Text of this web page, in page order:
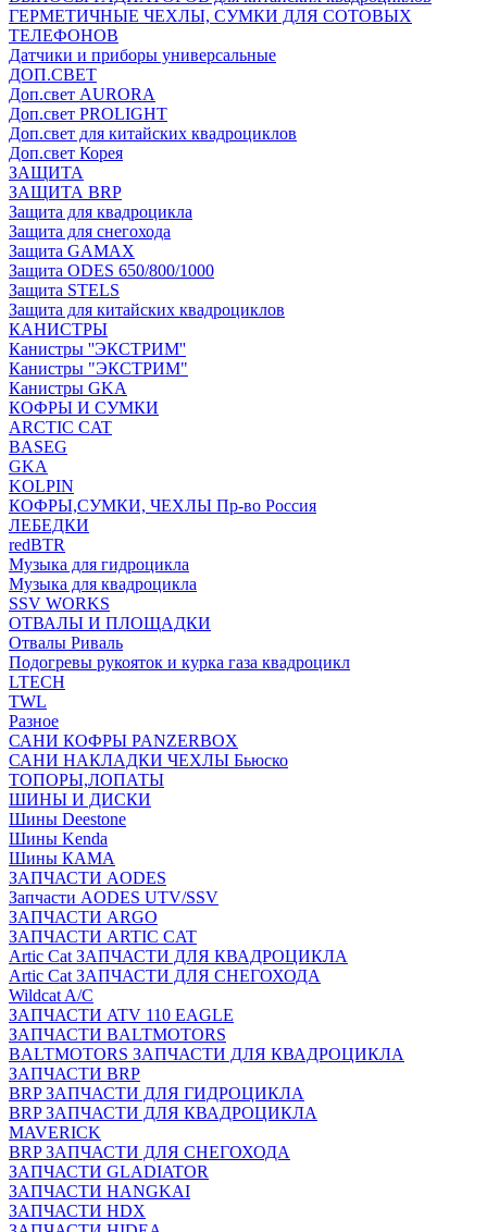
ГЕРМЕТИЧНЫЕ ЧЕХЛЫ, СУМКИ ДЛЯ СОТОВЫХ
ТЕЛЕФОНОВ
Датчики и приборы универсальные
ДОП.СВЕТ
Доп.свет AURORA
Доп.свет PROLIGHT
Доп.свет для китайских квадроциклов
Доп.свет Корея
ЗАЩИТА
ЗАЩИТА BRP
Защита для квадроцикла
Защита для снегохода
Защита GAMAX
Защита ODES 650/800/1000
Защита STELS
Защита для китайских квадроциклов
КАНИСТРЫ
Канистры ''ЭКСТРИМ''
Канистры "ЭКСТРИМ"
Канистры GKA
КОФРЫ И СУМКИ
ARCTIC CAT
BASEG
GKA
KOLPIN
КОФРЫ,СУМКИ, ЧЕХЛЫ Пр-во Россия
ЛЕБЕДКИ
redBTR
Музыка для гидроцикла
Музыка для квадроцикла
SSV WORKS
ОТВАЛЫ И ПЛОЩАДКИ
Отвалы Риваль
Подогревы рукояток и курка газа квадроцикл
LTECH
TWL
Разное
САНИ КОФРЫ PANZERBOX
САНИ НАКЛАДКИ ЧЕХЛЫ Бьюско
ТОПОРЫ,ЛОПАТЫ
ШИНЫ И ДИСКИ
Шины Deestone
Шины Kenda
Шины КАМА
ЗАПЧАСТИ AODES
Запчасти AODES UTV/SSV
ЗАПЧАСТИ ARGO
ЗАПЧАСТИ ARTIC CAT
Artic Cat ЗАПЧАСТИ ДЛЯ КВАДРОЦИКЛА
Artic Cat ЗАПЧАСТИ ДЛЯ СНЕГОХОДА
Wildcat A/C
ЗАПЧАСТИ ATV 110 EAGLE
ЗАПЧАСТИ BALTMOTORS
BALTMOTORS ЗАПЧАСТИ ДЛЯ КВАДРОЦИКЛА
ЗАПЧАСТИ BRP
BRP ЗАПЧАСТИ ДЛЯ ГИДРОЦИКЛА
BRP ЗАПЧАСТИ ДЛЯ КВАДРОЦИКЛА
MAVERICK
BRP ЗАПЧАСТИ ДЛЯ СНЕГОХОДА
ЗАПЧАСТИ GLADIATOR
ЗАПЧАСТИ HANGKAI
ЗАПЧАСТИ HDX